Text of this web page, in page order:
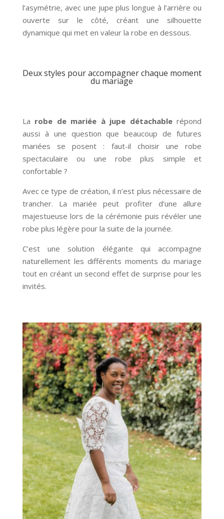
l’asymétrie, avec une jupe plus longue à l’arrière ou
ouverte sur le côté, créant une silhouette
dynamique qui met en valeur la robe en dessous.
Deux styles pour accompagner chaque moment
du mariage
La robe de mariée à jupe détachablerépond
aussi à une question que beaucoup de futures
mariées se posent : faut-il choisir une robe
spectaculaire ou une robe plus simple et
confortable ?
Avec ce type de création, il n’est plus nécessaire de
trancher. La mariée peut profiter d’une allure
majestueuse lors de la cérémonie puis révéler une
robe plus légère pour la suite de la journée.
C’est une solution élégante qui accompagne
naturellement les différents moments du mariage
tout en créant un second effet de surprise pour les
invités.